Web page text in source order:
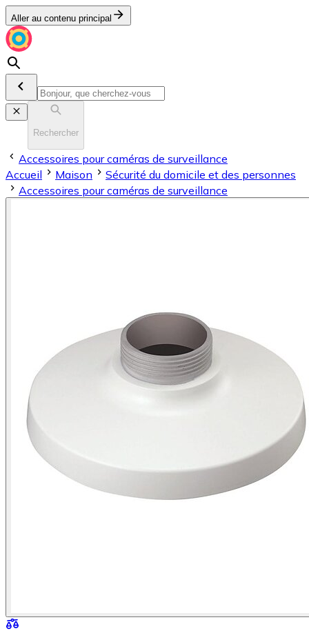
Aller au contenu principal
Rechercher
Accessoires pour caméras de surveillance
Accueil
Maison
Sécurité du domicile et des personnes
Accessoires pour caméras de surveillance